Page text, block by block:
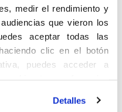
medir el rendimiento y
que vieron los
aceptar todas las
clic en el botón
puedes acceder a
tus preferencias
más información puedes
Detalles
Fecha de
defunción
Lugar de
defunción